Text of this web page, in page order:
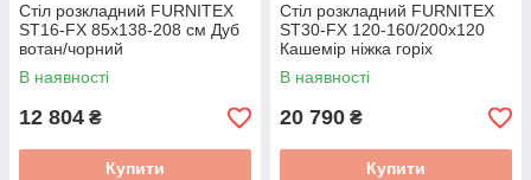
Стіл розкладний FURNITEX
ST16-FX 85x138-208 см Дуб
вотан/чорний
В наявності
12 804 ₴
Купити
Стіл розкладний FURNITEX
ST30-FX 120-160/200x120
Кашемір ніжка горіх
В наявності
20 790 ₴
Купити